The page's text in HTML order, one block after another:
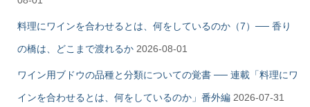
料理にワインを合わせるとは、何をしているのか（7）── 香り
の橋は、どこまで渡れるか 2026-08-01
ワイン用ブドウの品種と分類についての覚書 ── 連載「料理にワ
インを合わせるとは、何をしているのか」番外編 2026-07-31